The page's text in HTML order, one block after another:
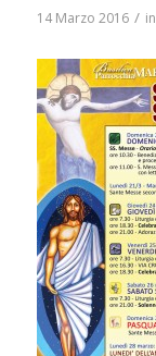
14 Marzo 2016 / in